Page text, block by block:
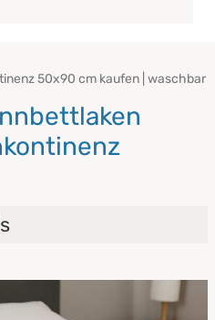
50x90 cm kaufen | waschbar
Spannbettlaken von